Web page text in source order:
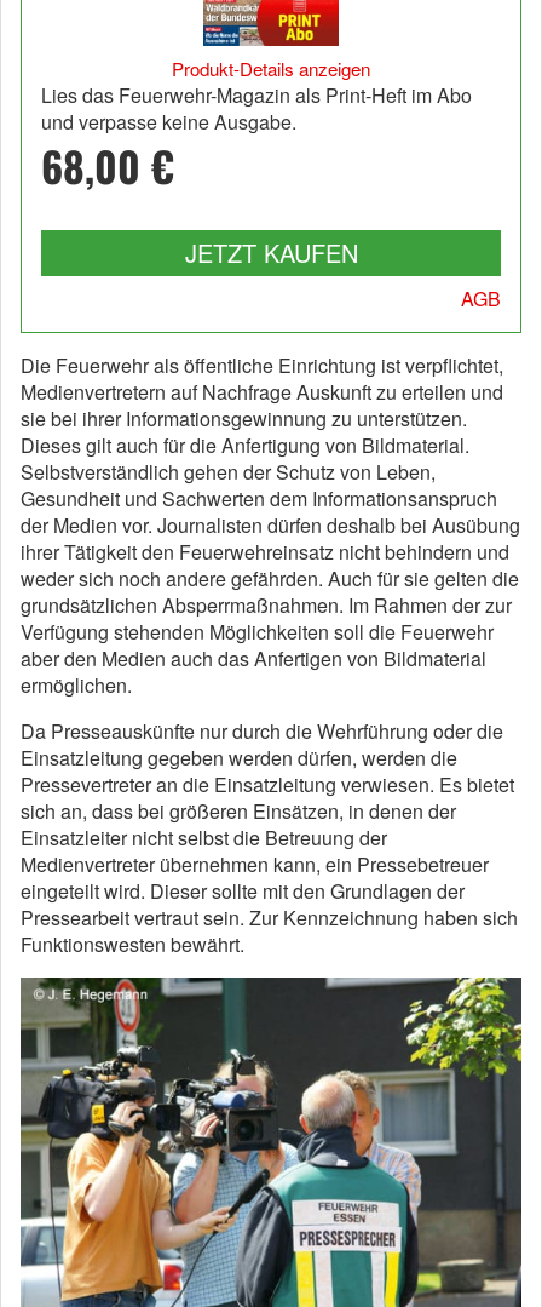
Produkt-Details anzeigen
Lies das Feuerwehr-Magazin als Print-Heft im Abo
und verpasse keine Ausgabe.
68,00 €
JETZT KAUFEN
AGB
Die Feuerwehr als öffentliche Einrichtung ist verpflichtet,
Medienvertretern auf Nachfrage Auskunft zu erteilen und
sie bei ihrer Informationsgewinnung zu unterstützen.
Dieses gilt auch für die Anfertigung von Bildmaterial.
Selbstverständlich gehen der Schutz von Leben,
Gesundheit und Sachwerten dem Informationsanspruch
der Medien vor. Journalisten dürfen deshalb bei Ausübung
ihrer Tätigkeit den Feuerwehreinsatz nicht behindern und
weder sich noch andere gefährden. Auch für sie gelten die
grundsätzlichen Absperrmaßnahmen. Im Rahmen der zur
Verfügung stehenden Möglichkeiten soll die Feuerwehr
aber den Medien auch das Anfertigen von Bildmaterial
ermöglichen.
Da Presseauskünfte nur durch die Wehrführung oder die
Einsatzleitung gegeben werden dürfen, werden die
Pressevertreter an die Einsatzleitung verwiesen. Es bietet
sich an, dass bei größeren Einsätzen, in denen der
Einsatzleiter nicht selbst die Betreuung der
Medienvertreter übernehmen kann, ein Pressebetreuer
eingeteilt wird. Dieser sollte mit den Grundlagen der
Pressearbeit vertraut sein. Zur Kennzeichnung haben sich
Funktionswesten bewährt.